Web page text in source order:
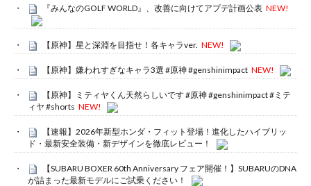
『みんなのGOLF WORLD』、改善に向けてアプデ計画公表 NEW!
【原神】星と深淵を目指せ！各キャラver. NEW!
【原神】嫌われすぎなキャラ3選 #原神 #genshinimpact NEW!
【原神】ミティヤくん天然らしいです #原神 #genshinimpact #ミテ
ィヤ #shorts NEW!
【速報】2026年新型ホンダ・フィット登場！進化したハイブリッ
ド・最新安全装備・新デザインを徹底レビュー！
【SUBARU BOXER 60th Anniversary フェア開催！】SUBARUのDNA
が詰まった最新モデルにご試乗ください！